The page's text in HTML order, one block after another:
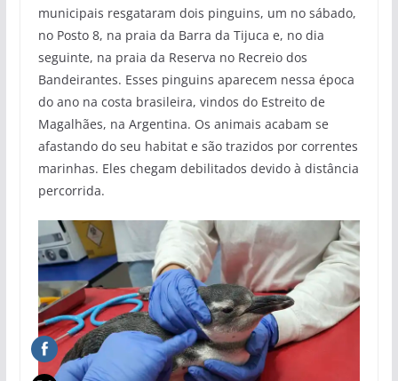
municipais resgataram dois pinguins, um no sábado,
no Posto 8, na praia da Barra da Tijuca e, no dia
seguinte, na praia da Reserva no Recreio dos
Bandeirantes. Esses pinguins aparecem nessa época
do ano na costa brasileira, vindos do Estreito de
Magalhães, na Argentina. Os animais acabam se
afastando do seu habitat e são trazidos por correntes
marinhas. Eles chegam debilitados devido à distância
percorrida.